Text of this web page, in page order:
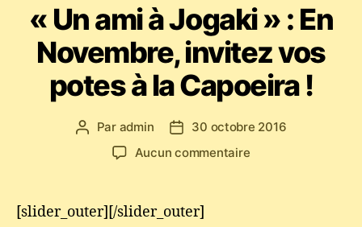
« Un ami à Jogaki » : En
Novembre, invitez vos
potes à la Capoeira !
Auteur
l’article
Par admin
Date30 octobre 2016
Aucun commentairesur
[slider_outer][/slider_outer]